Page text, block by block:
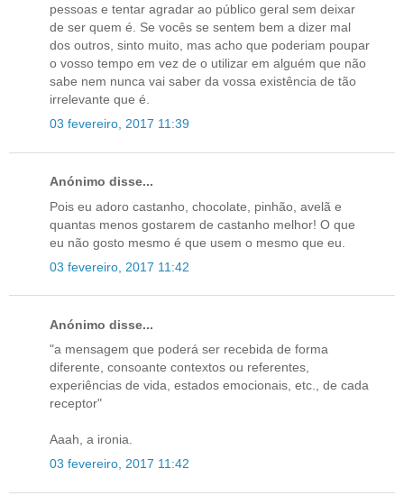
pessoas e tentar agradar ao público geral sem deixar
de ser quem é. Se vocês se sentem bem a dizer mal
dos outros, sinto muito, mas acho que poderiam poupar
o vosso tempo em vez de o utilizar em alguém que não
sabe nem nunca vai saber da vossa existência de tão
irrelevante que é.
03 fevereiro, 2017 11:39
Anónimo disse...
Pois eu adoro castanho, chocolate, pinhão, avelã e
quantas menos gostarem de castanho melhor! O que
eu não gosto mesmo é que usem o mesmo que eu.
03 fevereiro, 2017 11:42
Anónimo disse...
"a mensagem que poderá ser recebida de forma
diferente, consoante contextos ou referentes,
experiências de vida, estados emocionais, etc., de cada
receptor"
Aaah, a ironia.
03 fevereiro, 2017 11:42